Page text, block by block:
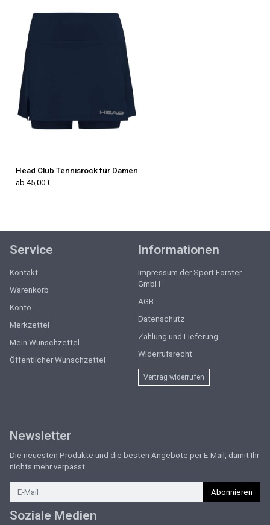
Head Club Tennisrock für Damen
ab 45,00 €
Service
Kontakt
Warenkorb
Konto
Merkzettel
Mein Wunschzettel
Öffentlicher Wunschzettel
Informationen
Impressum der Sport Forster
GmbH
AGB
Datenschutz
Zahlung und Lieferung
Widerrufsrecht
Vertrag widerrufen
Newsletter
Die neuesten Produkte und die besten Angebote per E-Mail, damit Ihr
nichts mehr verpasst.
Newsletter
Abonnieren
Soziale Medien